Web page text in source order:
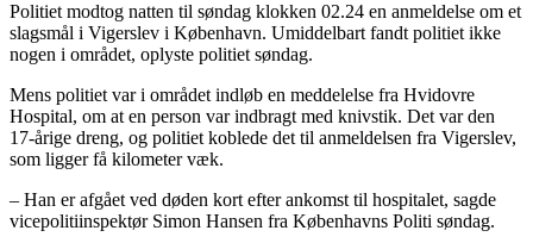
Politiet modtog natten til søndag klokken 02.24 en anmeldelse om et
slagsmål i Vigerslev i København. Umiddelbart fandt politiet ikke
nogen i området, oplyste politiet søndag.
Mens politiet var i området indløb en meddelelse fra Hvidovre
Hospital, om at en person var indbragt med knivstik. Det var den
17-årige dreng, og politiet koblede det til anmeldelsen fra Vigerslev,
som ligger få kilometer væk.
– Han er afgået ved døden kort efter ankomst til hospitalet, sagde
vicepolitiinspektør Simon Hansen fra Københavns Politi søndag.